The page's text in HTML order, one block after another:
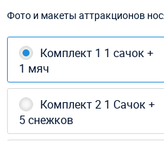
Фото и макеты аттракционов
Комплект 1 1 сачок +
1 мяч
Комплект 2 1 Сачок +
5 снежков